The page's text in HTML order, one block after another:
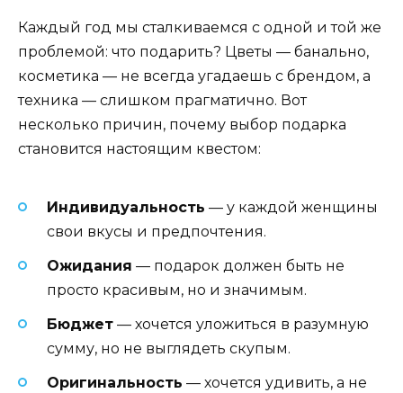
Каждый год мы сталкиваемся с одной и той же
проблемой: что подарить? Цветы — банально,
косметика — не всегда угадаешь с брендом, а
техника — слишком прагматично. Вот
несколько причин, почему выбор подарка
становится настоящим квестом:
Индивидуальность — у каждой женщины
свои вкусы и предпочтения.
Ожидания — подарок должен быть не
просто красивым, но и значимым.
Бюджет — хочется уложиться в разумную
сумму, но не выглядеть скупым.
Оригинальность — хочется удивить, а не